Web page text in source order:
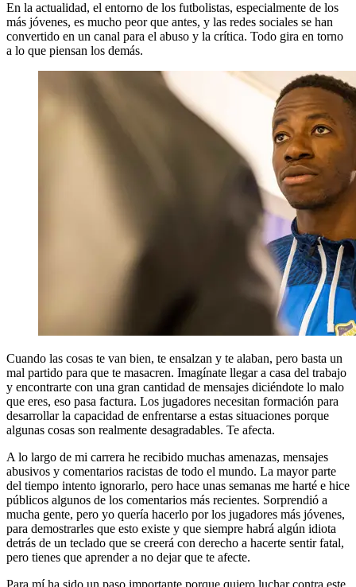
En la actualidad, el entorno de los futbolistas, especialmente de los
más jóvenes, es mucho peor que antes, y las redes sociales se han
convertido en un canal para el abuso y la crítica. Todo gira en torno
a lo que piensan los demás.
Cuando las cosas te van bien, te ensalzan y te alaban, pero basta un
mal partido para que te masacren. Imagínate llegar a casa del trabajo
y encontrarte con una gran cantidad de mensajes diciéndote lo malo
que eres, eso pasa factura. Los jugadores necesitan formación para
desarrollar la capacidad de enfrentarse a estas situaciones porque
algunas cosas son realmente desagradables. Te afecta.
A lo largo de mi carrera he recibido muchas amenazas, mensajes
abusivos y comentarios racistas de todo el mundo. La mayor parte
del tiempo intento ignorarlo, pero hace unas semanas me harté e hice
públicos algunos de los comentarios más recientes. Sorprendió a
mucha gente, pero yo quería hacerlo por los jugadores más jóvenes,
para demostrarles que esto existe y que siempre habrá algún idiota
detrás de un teclado que se creerá con derecho a hacerte sentir fatal,
pero tienes que aprender a no dejar que te afecte.
Para mí ha sido un paso importante porque quiero luchar contra este